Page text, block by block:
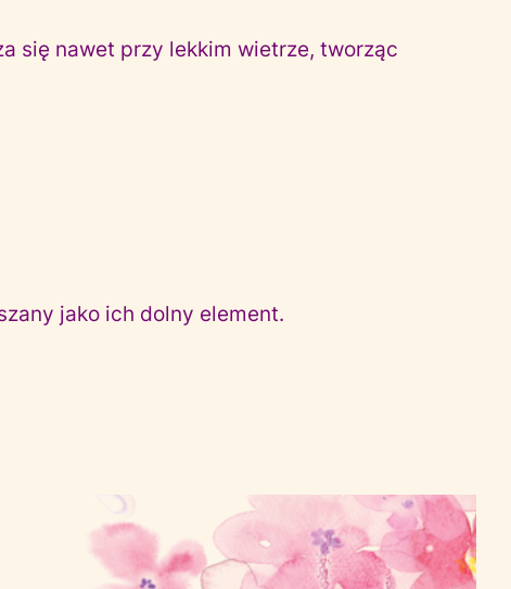
się nawet przy lekkim wietrze, tworząc
jako ich dolny element.